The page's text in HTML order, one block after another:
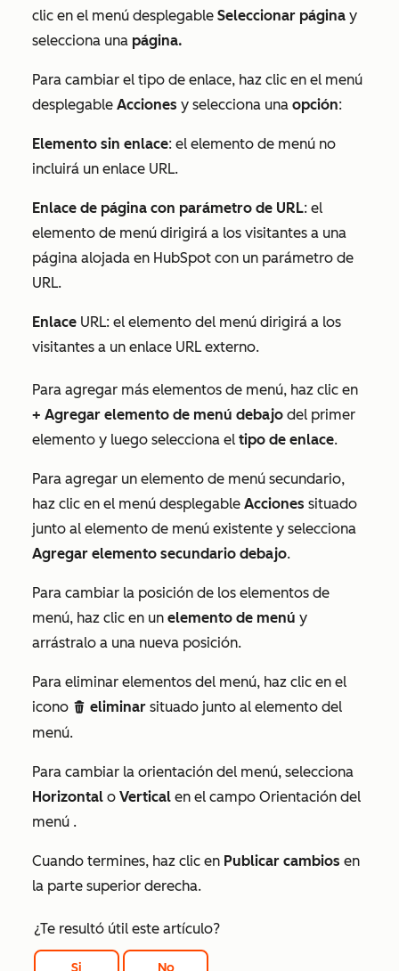
clic en el menú desplegable Seleccionar página y
selecciona una página.
Para cambiar el tipo de enlace, haz clic en el menú
desplegable Acciones y selecciona una opción:
Elemento sin enlace: el elemento de menú no
incluirá un enlace URL.
Enlace de página con parámetro de URL: el
elemento de menú dirigirá a los visitantes a una
página alojada en HubSpot con un parámetro de
URL.
Enlace URL: el elemento del menú dirigirá a los
visitantes a un enlace URL externo.
Para agregar más elementos de menú, haz clic en
+ Agregar elemento de menú debajo del primer
elemento y luego selecciona el tipo de enlace.
Para agregar un elemento de menú secundario,
haz clic en el menú desplegable Acciones situado
junto al elemento de menú existente y selecciona
Agregar elemento secundario debajo.
Para cambiar la posición de los elementos de
menú, haz clic en un elemento de menú y
arrástralo a una nueva posición.
Para eliminar elementos del menú, haz clic en el
icono delete eliminar situado junto al elemento del
menú.
Para cambiar la orientación del menú, selecciona
Horizontal o Vertical en el campo Orientación del
menú .
Cuando termines, haz clic en Publicar cambios en
la parte superior derecha.
¿Te resultó útil este artículo?